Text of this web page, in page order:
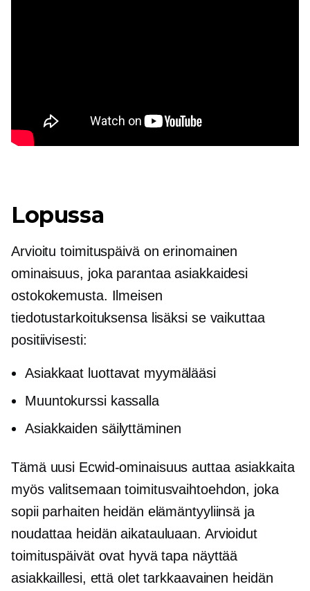
Lopussa
Arvioitu toimituspäivä on erinomainen
ominaisuus, joka parantaa asiakkaidesi
ostokokemusta. Ilmeisen
tiedotustarkoituksensa lisäksi se vaikuttaa
positiivisesti:
Asiakkaat luottavat myymälääsi
Muuntokurssi kassalla
Asiakkaiden säilyttäminen
Tämä uusi Ecwid-ominaisuus auttaa asiakkaita
myös valitsemaan toimitusvaihtoehdon, joka
sopii parhaiten heidän elämäntyyliinsä ja
noudattaa heidän aikatauluaan. Arvioidut
toimituspäivät ovat hyvä tapa näyttää
asiakkaillesi, että olet tarkkaavainen heidän